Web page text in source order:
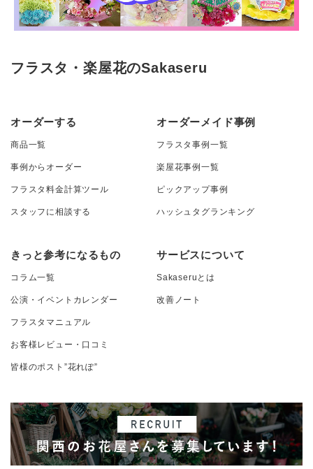
フラスタ・楽屋花のSakaseru
オーダーする
商品一覧
事例からオーダー
フラスタ料金計算ツール
スタッフに相談する
オーダーメイド事例
フラスタ事例一覧
楽屋花事例一覧
ピックアップ事例
ハッシュタグランキング
きっと参考になるもの
コラム一覧
公演・イベントカレンダー
フラスタマニュアル
お客様レビュー・口コミ
皆様のポスト”花れぽ”
サービスについて
Sakaseruとは
改善ノート